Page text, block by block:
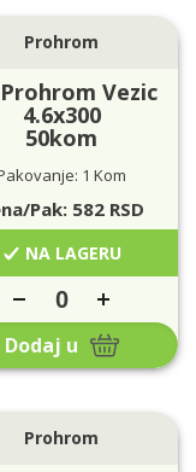
Prohrom
Vezic
4.6x300
50kom
1 Kom
Pak: 582 RSD
NA LAGERU
Dodaj u
Prohrom